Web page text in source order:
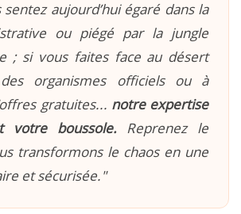
sentez aujourd’hui égaré dans la
ou piégé par la jungle
; si vous faites face au désert
des organismes officiels ou à
gratuites... notre expertise
votre boussole.Reprenez le
transformons le chaos en une
et sécurisée."